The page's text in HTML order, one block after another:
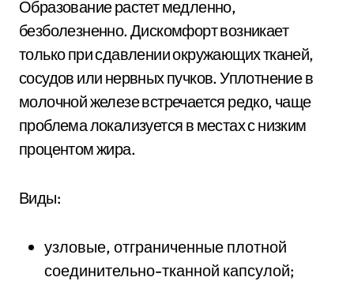
Образование растет медленно,
безболезненно. Дискомфорт возникает
только при сдавлении окружающих тканей,
сосудов или нервных пучков. Уплотнение в
молочной железе встречается редко, чаще
проблема локализуется в местах с низким
процентом жира.
Виды:
узловые, отграниченные плотной
соединительно-тканной капсулой;